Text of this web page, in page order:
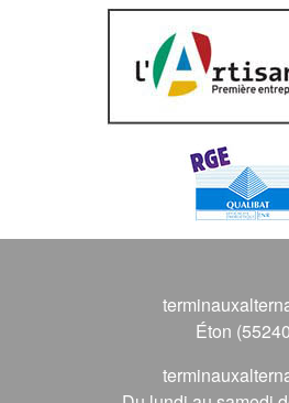
Éton